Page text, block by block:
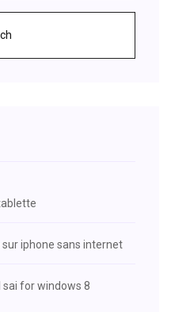
iphone sans internet
for windows 8